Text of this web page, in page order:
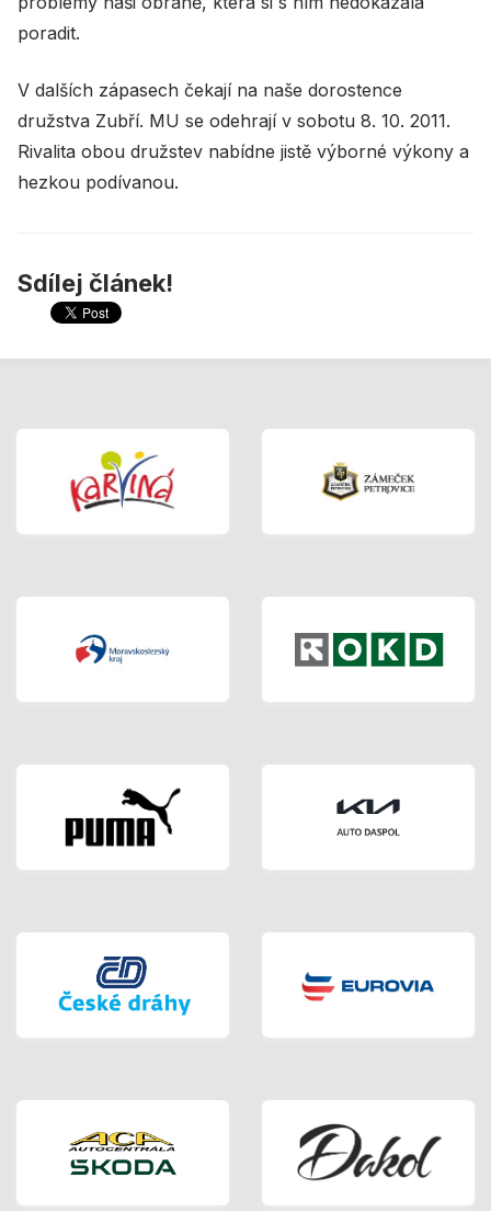
poradit.
V dalších zápasech čekají na naše dorostence
družstva Zubří. MU se odehrají v sobotu 8. 10. 2011.
Rivalita obou družstev nabídne jistě výborné výkony a
hezkou podívanou.
Sdílej článek!